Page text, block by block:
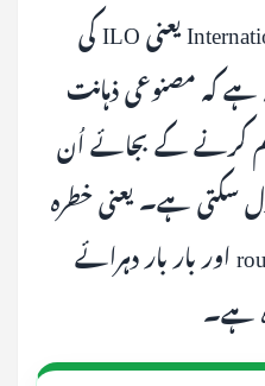
International Labour Organization یعنی ILO کی
یہ ہے کہ مصنوعی ذہانت
کرنے کے بجائے اُن
سکتی ہے۔ یعنی خطرہ
پوری job کو نہیں، بلکہ routine اور بار بار دہرائے
ہے۔